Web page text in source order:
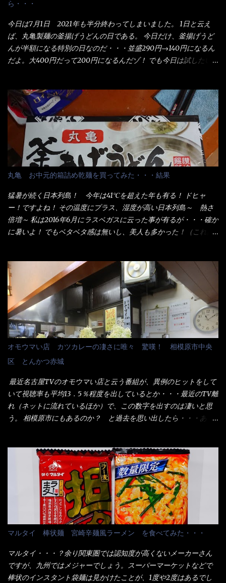
ら・・・
今日は7月1日 2021年も半分終わってしまいました。 1日と云え
ば、丸亀製麺の釜揚げうどんの日である。 今日だけ、釜揚げうど
んが半額になる特別の日なのだ・・・並盛290円→140円になるん
だよ。大400円だって200円になるんだゾ！ でも今日は試したい
でる～ でもコレって食べきるまで湯に浸かっているわけで、最
初と最後では麺の固さというかコシが違う！ だったら湯なんか要
らないじゃん！ 茹で上げ直後の麺だけいいよ！となるでしょ
う。 事前にググって調べたら、やっぱり＜湯無し＞注文は、裏注
文方法としてあるらしい。 それと店員によっては、理解出来ない
者も居るらしい云う事。 そこでランチ混雑前に、行くのが店への
配慮でもある。 11:20 店内に入り・・・『釜揚げうどん得を湯ナ
シで！』と注文したら、近場にいたオッサン店員はキョトンとし
た顔『湯なし？』（これだ全く理解していないな） すると茹で方
の若い女性店員が『いい！いい！！』とオッサンを向こうへやっ
た。 でサッサと、木桶を用意してうどんだけ入れて出して来まし
た。 な～るほど、この事か・・・ で今日の2021年後半1回目のサ
＞サイズを食べられるか？である。 前回も、大しか食べていない
からね、得がどれくらいの満腹度になるのか？ この得サイズの木
桶は、銭湯で使う洗い桶サイズだなぁ～ この木桶サイズに、満々
と湯が注がれていたら食べ進むうちに、麺が伸びてしまうだろ
う。 これなら茹で上がった直後のままで、食べ進められるじゃな
いか！ 別皿で、葱と天かすを満タンに用意して、山葵も2つ。 そ
れに湯が無い利点として、汁が薄まらない！ これだよ、こ
れ！！ 湯があると、うどんと共に汁の方へ湯までも入ってしま
う。つまりラーメンの麺にスープが絡む現象ですな。 結局、伸び
ずに汁も薄らむこともなく・・最後の方で＜だし汁＞を少し追加
しました。 腹イッパイだけど、得サイズは全てお腹の中へ収まっ
たし満足達成度100％ 苦しいと云う事も無いな！ まだ鶏天1個位
は入りそうだね。 と云う事で、今回＜釜揚げうどんの湯無し＞を
試したら、確...
丸亀 お中元的箱詰め乾麺を買ってみた・・・結果
猛暑が続く日本列島！ 今年は41℃を超えた年も有る！ ドヒャ
ー！ですよね！ その温度にプラス、湿度が高い日本列島～ 熱さ
倍増～ 私は2016年6月にラスベガスに云った事が有るが・・・確か
に暑いよ！ でもベタベタ感は無いし、美人も多かった！（これは
中元は、丁度お盆の夏場に日頃お世話になっている方への＜ご挨
拶＞としての贈り物の習慣です。 今では、大分廃れてしまってい
るかと・・・小生もお中元やお歳暮など送った事は無い！（キッ
パリ） まぁ～この慣習が残っているのは、官公庁や超大手企業戦
士（昇進目的）などの世界でしょう。 要は、ゴマスリ・・・てな
感じかな。 丸亀製麺と云えば、大阪誕生→全国区（北海道と沖縄
は？）へ広がった、讃岐饂飩チェーン店大手といっても過言では
無いでしょう。 各店舗で、毎日饂飩を打っているので饂飩好きの
方には店舗に寄って違う！と云う人も居るらしい・・ そんな大手
讃岐饂飩チェーン店と関係があるのか？ 箱詰め乾麺！ このパッ
ケージからすれば、間違いなく贈答用目的でしょう。 そんな贈答
用箱詰め饂飩・・・またもやメガドンキで発見し購入！ 中身は、
この様な状態です。 乾麺の束が6束／一パックになっており、それ
1280円と云った感じです。 で私は幾らで、メガドンキでゲットし
たかって？ それは非常に言いづらい・・・色々と各方面へ忖度し
て、激安だったとだけ申し上げましょう。 早速1袋を大釜で茹で～
ハイ、約15分ほど茹で上げた状態です。 当家には、高齢者がいる
ので少し柔らかく・・・ 茹で上がった饂飩は、お店の饂飩に比べ
＜細い＞です。 どちらかと云えば、稲庭饂飩的な太さですね。 さ
てこれを、どの様に食べるか？ 長葱無かったので、玉葱を刻んで
八王子ラーメン風月見つけうどん！ 冷やし釜あげうどん～です。
ラーメン丼に、冷水を軽く張って饂飩を盛り付け、お椀に昆布出
汁つゆと長葱に山葵です。 これでツルツル～と頂きました。 良い
じゃないか～...
オモウマい店 カツカレーの凄さに唯々 驚嘆！ 相模原市中央
区 とんかつ赤城
最近名古屋TVのオモウマい店と云う番組が、異例のヒットをして
いて視聴率も平均13．5％程度を出しているとか・・・最近のTV離
れ（ネットに流れているほか）で、この数字を出すのは凄いと思
う。 相模原市にもあるのか？ と過去を思い出したら・・・あっ
当している。 まずはこれを見て欲しい！ カウンターに置かれた＜
お皿＞である。 直ぐに気づいたでしょう！ 何かキャベツが山じ
ゃないか！？ ハイ、山です。 これが標準なのです。 普通のとん
かつ屋のキャベツと比べたら、10人前ほどあるか？ 値段的には、
メイン（主流は1,000超）＋定食セット350円程と値段的には、そ
れ程では安い訳でも無いが、客足が絶えない人気店である。 そん
なメニューのなかで、リーズナブルで頂ける＜映え＞るメニュー
が＜カツカレー＞だ！ これです。 当時1,000円税込だった
が・・・今も変わらないと思うけど・・・ これが出てくると、カ
ウンター中からOH～と声が飛ぶ！ 写真は、キャベツ少なめでお願
いしています。 皿のサイズは、直径30cmほどあります。 そこに
マルタイ 棒状麺 宮崎辛麺風ラーメン を食べてみた・・・
マルタイ・・・？余り関東圏では認知度が高くないメーカーさん
ですが、九州ではメジャーでしょう。スーパーマーケットなどで
棒状のインスタント袋麺は見かけたことが、1度や2度はあるでし